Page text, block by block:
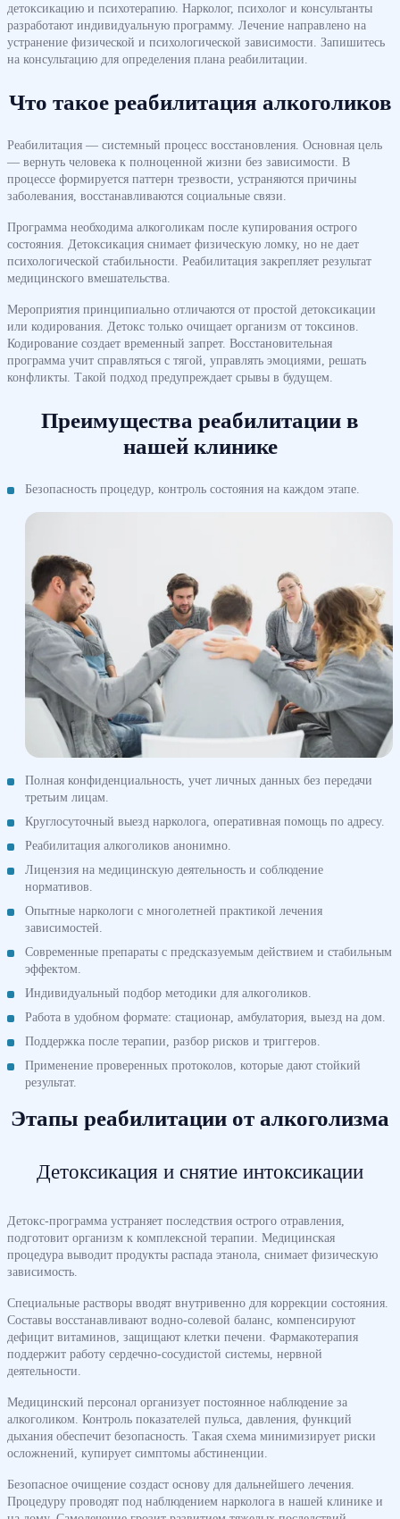
детоксикацию и психотерапию. Нарколог, психолог и консультанты
разработают индивидуальную программу. Лечение направлено на
устранение физической и психологической зависимости. Запишитесь
на консультацию для определения плана реабилитации.
Что такое реабилитация алкоголиков
Реабилитация — системный процесс восстановления. Основная цель
— вернуть человека к полноценной жизни без зависимости. В
процессе формируется паттерн трезвости, устраняются причины
заболевания, восстанавливаются социальные связи.
Программа необходима алкоголикам после купирования острого
состояния. Детоксикация снимает физическую ломку, но не дает
психологической стабильности. Реабилитация закрепляет результат
медицинского вмешательства.
Мероприятия принципиально отличаются от простой детоксикации
или кодирования. Детокс только очищает организм от токсинов.
Кодирование создает временный запрет. Восстановительная
программа учит справляться с тягой, управлять эмоциями, решать
конфликты. Такой подход предупреждает срывы в будущем.
Преимущества реабилитации в
нашей клинике
Безопасность процедур, контроль состояния на каждом этапе.
Полная конфиденциальность, учет личных данных без передачи
третьим лицам.
Круглосуточный выезд нарколога, оперативная помощь по адресу.
Реабилитация алкоголиков анонимно.
Лицензия на медицинскую деятельность и соблюдение
нормативов.
Опытные наркологи с многолетней практикой лечения
зависимостей.
Современные препараты с предсказуемым действием и стабильным
эффектом.
Индивидуальный подбор методики для алкоголиков.
Работа в удобном формате: стационар, амбулатория, выезд на дом.
Поддержка после терапии, разбор рисков и триггеров.
Применение проверенных протоколов, которые дают стойкий
результат.
Этапы реабилитации от алкоголизма
Детоксикация и снятие интоксикации
Детокс-программа устраняет последствия острого отравления,
подготовит организм к комплексной терапии. Медицинская
процедура выводит продукты распада этанола, снимает физическую
зависимость.
Специальные растворы вводят внутривенно для коррекции состояния.
Составы восстанавливают водно-солевой баланс, компенсируют
дефицит витаминов, защищают клетки печени. Фармакотерапия
поддержит работу сердечно-сосудистой системы, нервной
деятельности.
Медицинский персонал организует постоянное наблюдение за
алкоголиком. Контроль показателей пульса, давления, функций
дыхания обеспечит безопасность. Такая схема минимизирует риски
осложнений, купирует симптомы абстиненции.
Безопасное очищение создаст основу для дальнейшего лечения.
Процедуру проводят под наблюдением нарколога в нашей клинике и